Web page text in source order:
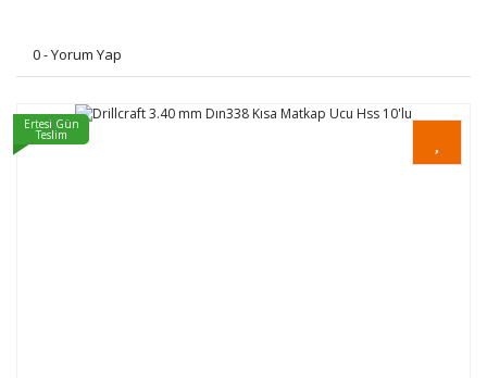
0 - Yorum Yap
Ertesi Gün
Teslim